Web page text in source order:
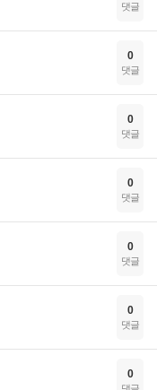
댓글
0
댓글
0
댓글
0
댓글
0
댓글
0
댓글
0